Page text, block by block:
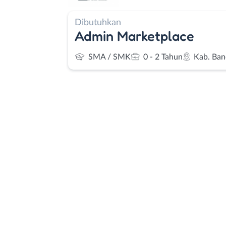
Dibutuhkan
Admin Marketplace
SMA / SMK 0 - 2 Tahun Kab.